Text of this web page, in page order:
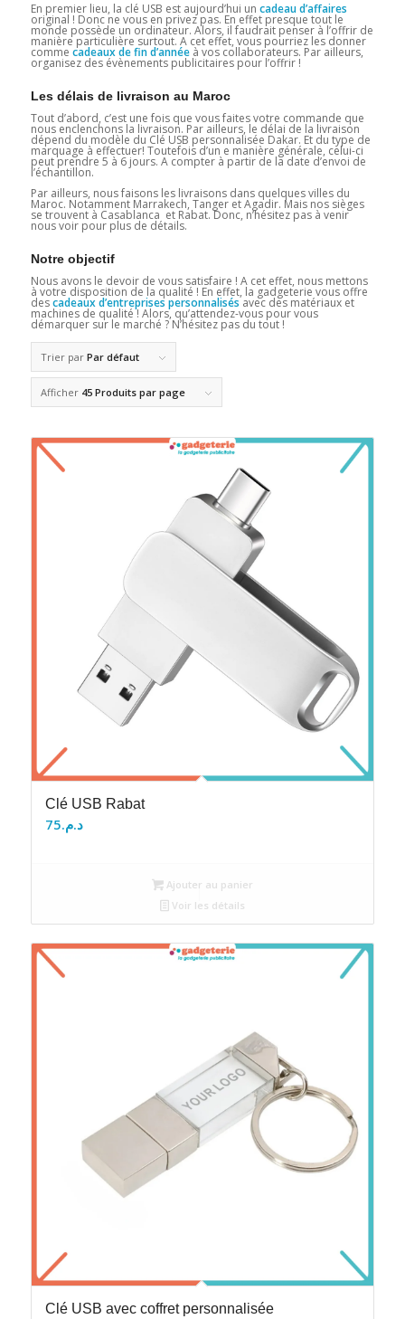
En premier lieu, la clé USB est aujourd’hui un cadeau d’affaires
original ! Donc ne vous en privez pas. En effet presque tout le
monde possède un ordinateur. Alors, il faudrait penser à l’offrir de
manière particulière surtout. A cet effet, vous pourriez les donner
comme cadeaux de fin d’annéeà vos collaborateurs. Par ailleurs,
organisez des évènements publicitaires pour l’offrir !
Les délais de livraison au Maroc
Tout d’abord, c’est une fois que vous faites votre commande que
nous enclenchons la livraison. Par ailleurs, le délai de la livraison
dépend du modèle du Clé USB personnalisée Dakar. Et du type de
marquage à effectuer! Toutefois d’un e manière générale, celui-ci
peut prendre 5 à 6 jours. A compter à partir de la date d’envoi de
l’échantillon.
Par ailleurs, nous faisons les livraisons dans quelques villes du
Maroc. Notamment Marrakech, Tanger et Agadir. Mais nos sièges
se trouvent à Casablanca et Rabat. Donc, n’hésitez pas à venir
nous voir pour plus de détails.
Notre objectif
Nous avons le devoir de vous satisfaire ! A cet effet, nous mettons
à votre disposition de la qualité ! En effet, la gadgeterie vous offre
descadeaux d’entreprises personnalisésavec des matériaux et
machines de qualité ! Alors, qu’attendez-vous pour vous
démarquer sur le marché ? N’hésitez pas du tout !
Trier par Par défaut
Afficher 45 Produits par page
Clé USB Rabat
د.م.75
Ajouter au panier
Voir les détails
Clé USB avec coffret personnalisée